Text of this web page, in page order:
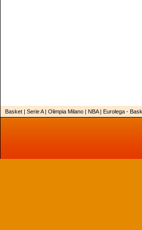
Basket | Serie A | Olimpia Milano | NBA | Eurolega -